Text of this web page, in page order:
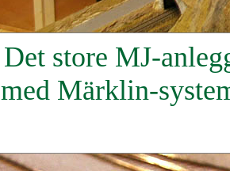
Det store MJ-
med Märklin-